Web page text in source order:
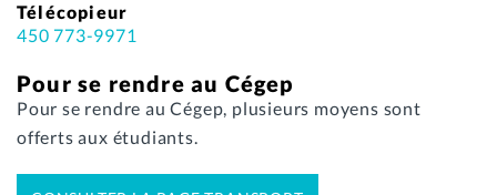
Télécopieur
450 773-9971
Pour se rendre au Cégep
Pour se rendre au Cégep, plusieurs moyens sont
offerts aux étudiants.